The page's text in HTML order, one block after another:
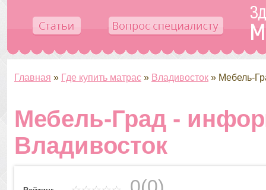
Главная » Где купить матрас » Владивосток » Мебель-
Мебель-Град -
Владивосток